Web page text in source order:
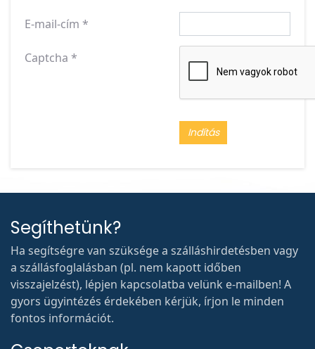
E-mail-cím *
Captcha *
Indítás
Segíthetünk?
Ha segítségre van szüksége a szálláshirdetésben vagy
a szállásfoglalásban (pl. nem kapott időben
visszajelzést), lépjen kapcsolatba velünk e-mailben! A
gyors ügyintézés érdekében kérjük, írjon le minden
fontos információt.